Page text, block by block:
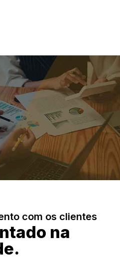
com os clientes
na